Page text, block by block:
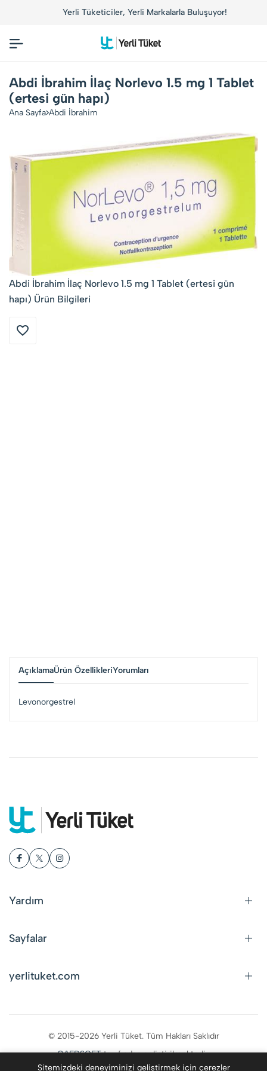
Yerli Tüketiciler, Yerli Markalarla Buluşuyor!
Abdi İbrahim İlaç Norlevo 1.5 mg 1 Tablet
(ertesi gün hapı)
Ana Sayfa Abdi İbrahim
Abdi İbrahim İlaç Norlevo 1.5 mg 1 Tablet (ertesi gün
hapı) Ürün Bilgileri
AçıklamaÜrün ÖzellikleriYorumları
Levonorgestrel
Yardım
Sayfalar
yerlituket.com
© 2015-2026 Yerli Tüket. Tüm Hakları Saklıdır
CAFDSOFTtarafından geliştirilmektedir.
Sitemizdeki deneyiminizi geliştirmek için çerezler